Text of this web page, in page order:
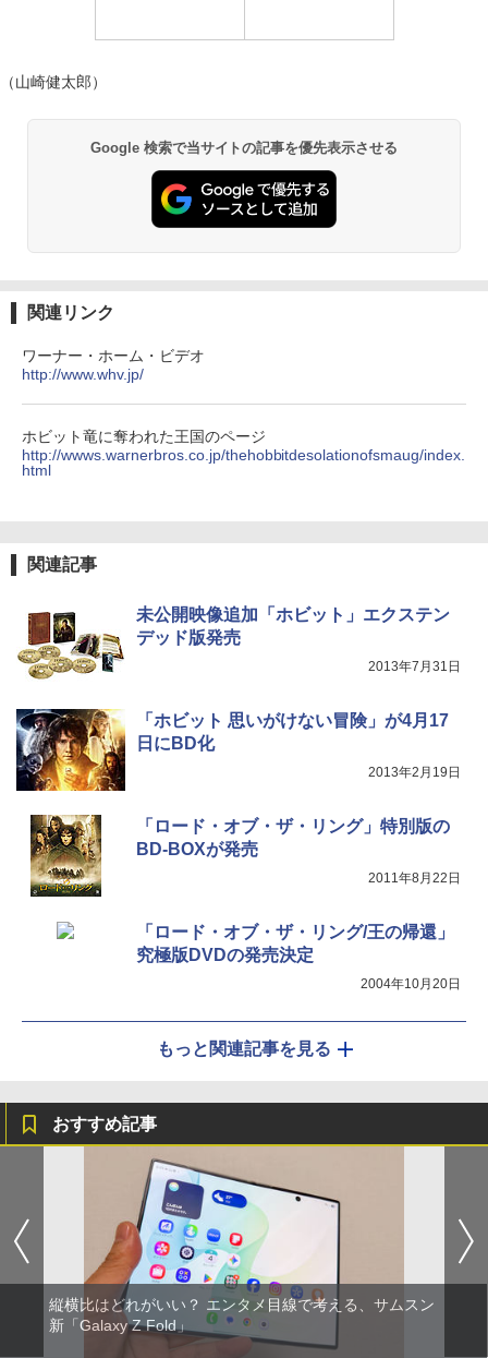
（山崎健太郎）
Google 検索で当サイトの記事を優先表示させる
関連リンク
ワーナー・ホーム・ビデオ
http://www.whv.jp/
ホビット竜に奪われた王国のページ
http://wwws.warnerbros.co.jp/thehobbitdesolationofsmaug/index.
html
関連記事
未公開映像追加「ホビット」エクステン
デッド版発売
2013年7月31日
「ホビット 思いがけない冒険」が4月17
日にBD化
2013年2月19日
「ロード・オブ・ザ・リング」特別版の
BD-BOXが発売
2011年8月22日
「ロード・オブ・ザ・リング/王の帰還」
究極版DVDの発売決定
2004年10月20日
もっと関連記事を見る
おすすめ記事
縦横比はどれがいい？ エンタメ目線で考える、サムスン
新「Galaxy Z Fold」